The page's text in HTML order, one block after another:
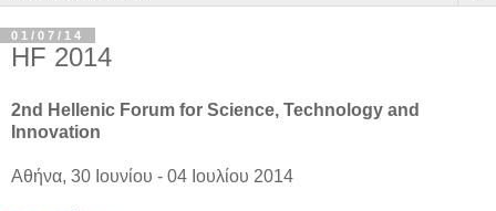
01/07/14
HF 2014
2nd Hellenic Forum for Science, Technology and
Innovation
Αθήνα, 30 Ιουνίου - 04 Ιουλίου 2014